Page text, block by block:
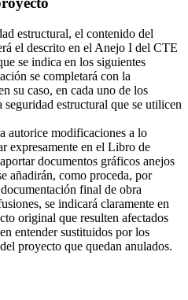
estructural, el contenido del
el descrito en el Anejo I del CTE
se indica en los siguientes
se completará con la
su caso, en cada uno de los
estructural que se utilicen
autorice modificaciones a lo
expresamente en el Libro de
documentos gráficos anejos
añadirán, como proceda, por
final de obra
se indicará claramente en
original que resulten afectados
entender sustituidos por los
proyecto que quedan anulados.